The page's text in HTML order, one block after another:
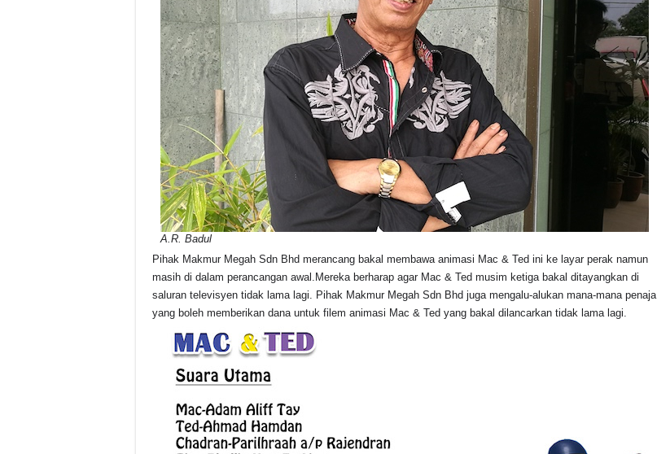
A.R. Badul
Pihak Makmur Megah Sdn Bhd merancang bakal membawa animasi Mac & Ted ini ke layar perak namun
masih di dalam perancangan awal.Mereka berharap agar Mac & Ted musim ketiga bakal ditayangkan di
saluran televisyen tidak lama lagi. Pihak Makmur Megah Sdn Bhd juga mengalu-alukan mana-mana penaja
yang boleh memberikan dana untuk filem animasi Mac & Ted yang bakal dilancarkan tidak lama lagi.